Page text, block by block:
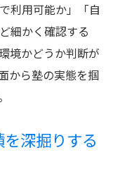
利用可能か」「自
細かく確認する
境かどうか判断が
から塾の実態を掴
深掘りする